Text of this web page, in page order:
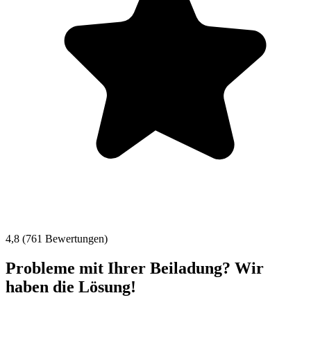
4,8 (761 Bewertungen)
Probleme mit Ihrer Beiladung? Wir
haben die Lösung!